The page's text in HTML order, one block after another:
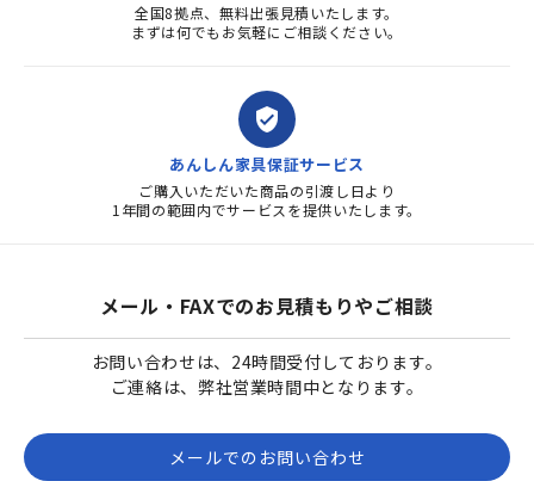
全国8拠点、無料出張見積いたします。
まずは何でもお気軽にご相談ください。
verified_user
あんしん家具保証サービス
ご購入いただいた商品の引渡し日より
1年間の範囲内でサービスを提供いたします。
メール・FAXでのお見積もりやご相談
お問い合わせは、24時間受付しております。
ご連絡は、弊社営業時間中となります。
メールでのお問い合わせ